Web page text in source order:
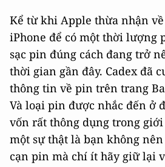
Kể từ khi Apple thừa nhận
iPhone để có một thời lượng
sạc pin đúng cách đang trở
thời gian gần đây. Cadex đã
thông tin về pin trên trang
Và loại pin được nhắc đến ở
vốn rất thông dụng trong giới
một sự thật là bạn không
cạn pin mà chí ít hãy giữ lại